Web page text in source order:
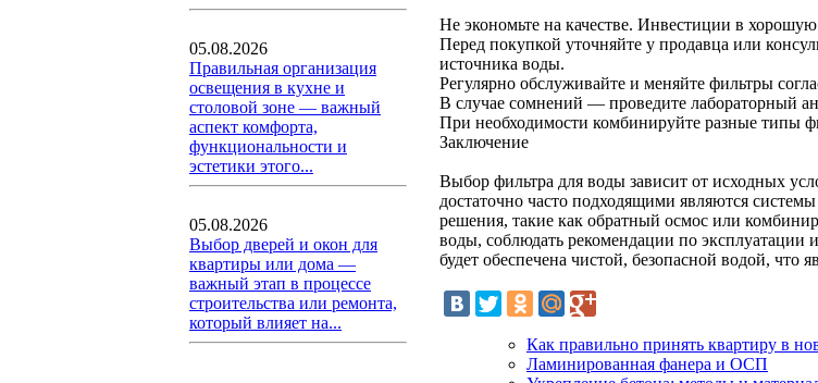
05.08.2026
Правильная организация
освещения в кухне и
столовой зоне — важный
аспект комфорта,
функциональности и
эстетики этого...
05.08.2026
Выбор дверей и окон для
квартиры или дома —
важный этап в процессе
строительства или ремонта,
который влияет на...
Не экономьте на качестве. Инвестиции в
Перед покупкой уточняйте у продавца или
источника воды.
Регулярно обслуживайте и меняйте фильтры
В случае сомнений — проведите лабораторный
При необходимости комбинируйте разные типы
Заключение
Выбор фильтра для воды зависит от исходных
достаточно часто подходящими являются
решения, такие как обратный осмос или
воды, соблюдать рекомендации по эксплуатации
будет обеспечена чистой, безопасной водой, что
Как правильно принять квартиру в
Ламинированная фанера и ОСП